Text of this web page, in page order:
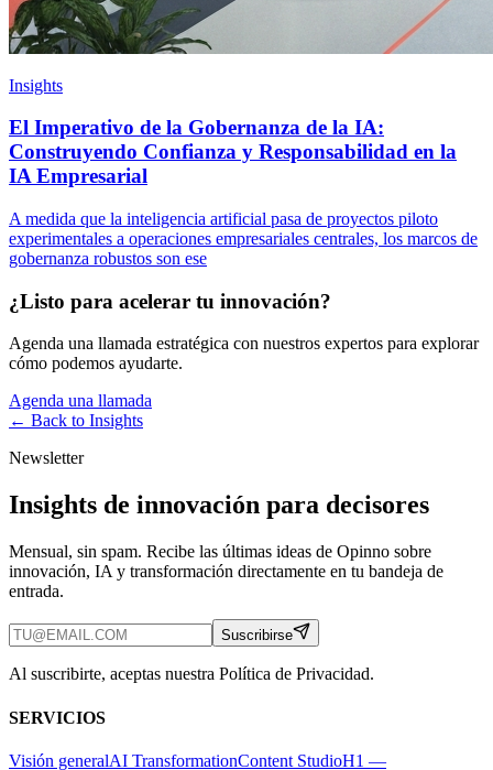
Insights
El Imperativo de la Gobernanza de la IA:
Construyendo Confianza y Responsabilidad en la
IA Empresarial
A medida que la inteligencia artificial pasa de proyectos piloto
experimentales a operaciones empresariales centrales, los marcos de
gobernanza robustos son ese
¿Listo para acelerar tu innovación?
Agenda una llamada estratégica con nuestros expertos para explorar
cómo podemos ayudarte.
Agenda una llamada
← Back to Insights
Newsletter
Insights de innovación para decisores
Mensual, sin spam. Recibe las últimas ideas de Opinno sobre
innovación, IA y transformación directamente en tu bandeja de
entrada.
Suscribirse
Al suscribirte, aceptas nuestra Política de Privacidad.
SERVICIOS
Visión generalAI TransformationContent StudioH1 —